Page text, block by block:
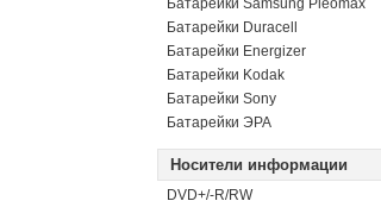
Батарейки Samsung Pleomax
Батарейки Duracell
Батарейки Energizer
Батарейки Kodak
Батарейки Sony
Батарейки ЭРА
Носители информации
DVD+/-R/RW